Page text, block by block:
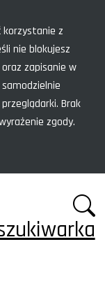
korzystanie z
nie blokujesz
zapisanie w
Brak
zgody.